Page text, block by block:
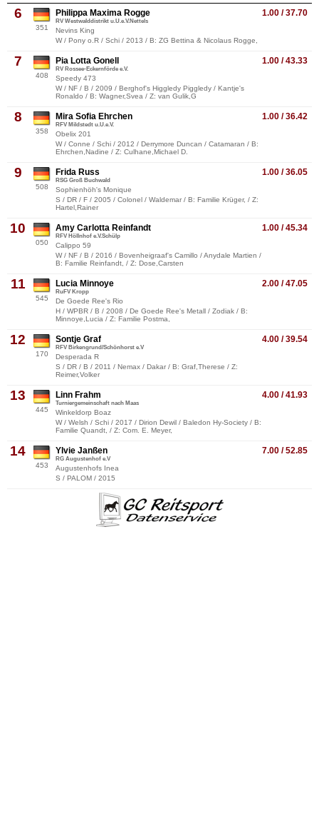
6
351
1.00 / 37.70
Philippa Maxima Rogge
RV Westwalddistrikt u.U.e.V.Nettels
Nevins King
W / Pony o.R / Schi / 2013 / B: ZG Bettina & Nicolaus Rogge,
7
408
1.00 / 43.33
Pia Lotta Gonell
RV Rossee-Eckernförde e.V.
Speedy 473
W / NF / B / 2009 / Berghof's Higgledy Piggledy / Kantje's
Ronaldo / B: Wagner,Svea / Z: van Gulik,G
8
358
1.00 / 36.42
Mira Sofia Ehrchen
RFV Mildstedt u.U.e.V.
Obelix 201
W / Conne / Schi / 2012 / Derrymore Duncan / Catamaran / B:
Ehrchen,Nadine / Z: Culhane,Michael D.
9
508
1.00 / 36.05
Frida Russ
RSG Groß Buchwald
Sophienhöh's Monique
S / DR / F / 2005 / Colonel / Waldemar / B: Familie Krüger, / Z:
Hartel,Rainer
10
050
1.00 / 45.34
Amy Carlotta Reinfandt
RFV Höllnhof e.V.Schülp
Calippo 59
W / NF / B / 2016 / Bovenheigraaf's Camillo / Anydale Martien /
B: Familie Reinfandt, / Z: Dose,Carsten
11
545
2.00 / 47.05
Lucia Minnoye
RuFV Kropp
De Goede Ree's Rio
H / WPBR / B / 2008 / De Goede Ree's Metall / Zodiak / B:
Minnoye,Lucia / Z: Familie Postma,
12
170
4.00 / 39.54
Sontje Graf
RFV Birkengrund/Schönhorst e.V
Desperada R
S / DR / B / 2011 / Nemax / Dakar / B: Graf,Therese / Z:
Reimer,Volker
13
445
4.00 / 41.93
Linn Frahm
Turniergemeinschaft nach Maas
Winkeldorp Boaz
W / Welsh / Schi / 2017 / Dirion Dewil / Baledon Hy-Society / B:
Familie Quandt, / Z: Com. E. Meyer,
14
453
7.00 / 52.85
Ylvie Janßen
RG Augustenhof e.V
Augustenhofs Inea
S / PALOM / 2015